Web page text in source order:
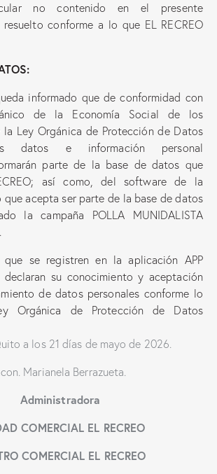
no contenido en el presente
resuelto conforme a lo que EL RECREO
informado que de conformidad con
de la Economía Social de los
Ley Orgánica de Protección de Datos
datos e información personal
parte de la base de datos que
así como, del software de la
acepta ser parte de la base de datos
la campaña POLLA MUNIDALISTA
que se registren en la aplicación APP
declaran su conocimiento y aceptación
de datos personales conforme lo
Orgánica de Protección de Datos
a los 21 días de mayo de 2026.
Marianela Berrazueta.
Administradora
COMERCIAL EL RECREO
COMERCIAL EL RECREO